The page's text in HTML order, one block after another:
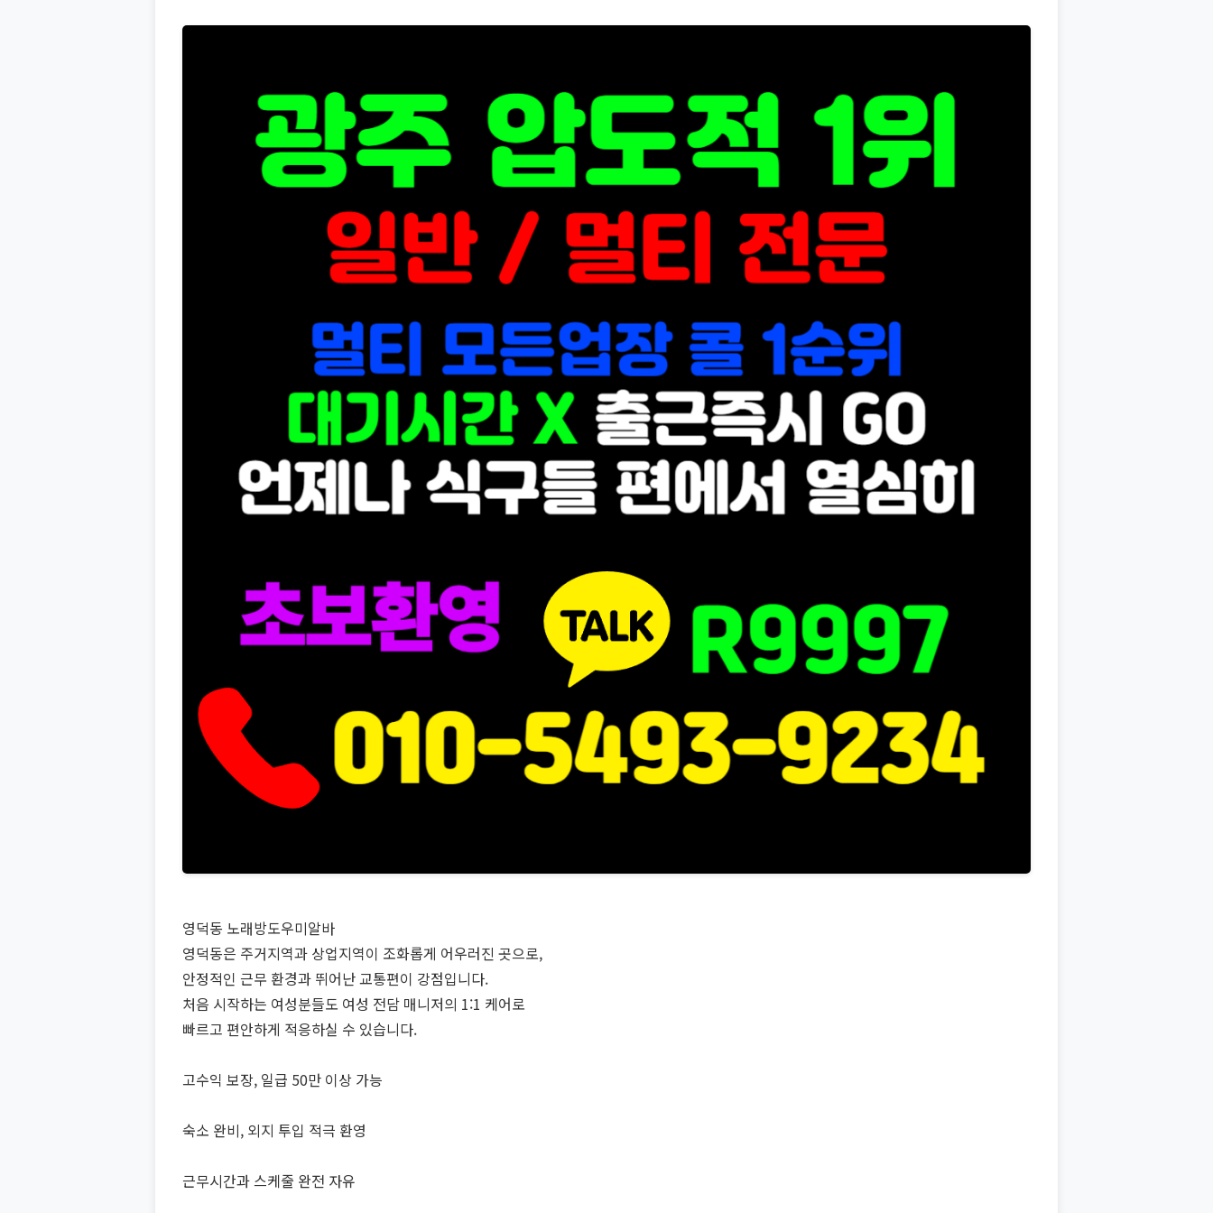
영덕동 노래방도우미알바
영덕동은 주거지역과 상업지역이 조화롭게 어우러진 곳으로,
안정적인 근무 환경과 뛰어난 교통편이 강점입니다.
처음 시작하는 여성분들도 여성 전담 매니저의 1:1 케어로
빠르고 편안하게 적응하실 수 있습니다.
고수익 보장, 일급 50만 이상 가능
숙소 완비, 외지 투입 적극 환영
근무시간과 스케줄 완전 자유